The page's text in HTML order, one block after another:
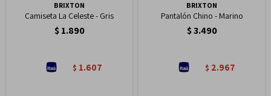
BRIXTON
Camiseta La Celeste - Gris
$ 1.890
$ 1.607
BRIXTON
Pantalón Chino - Marino
$3.490
$ 2.967